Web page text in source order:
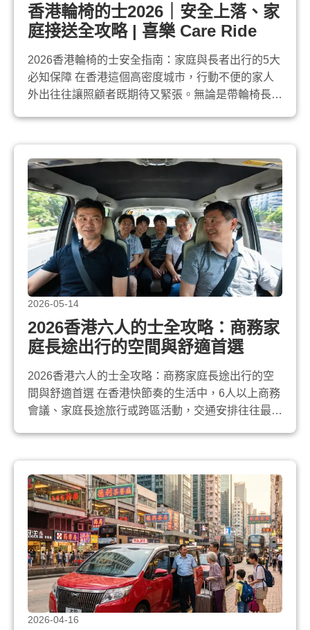
香港輪椅的士2026｜安全上落、家
庭接送全攻略 | 喜樂 Care Ride
2026香港輪椅的士安全指南：家庭與長者出行的5大
必知保障 在香港這個高密度城市，行動不便的家人
外出往往讓照顧者既期待又緊張。無論是帶輪椅長者
Ride 作為專業輪椅的士車隊，2026年繼續以安全為
核心，提供點對點接送服務。本文分享實用安全指
南，助您安心安排每一...
2026-05-14
2026香港六人的士全攻略：商務家
庭長途出行的空間與舒適首選
2026香港六人的士全攻略：商務家庭長途出行的空
間與舒適首選 在香港快節奏的生活中，6人以上商務
會議、家庭長途旅行或跨區活動，交通安排往往最令
選擇。喜樂 Care Ride 2026年車隊新增多款電動及
混能六人座車型，提供更寧靜、環保的長途接送體
驗。本文從車款比較、...
2026-04-16